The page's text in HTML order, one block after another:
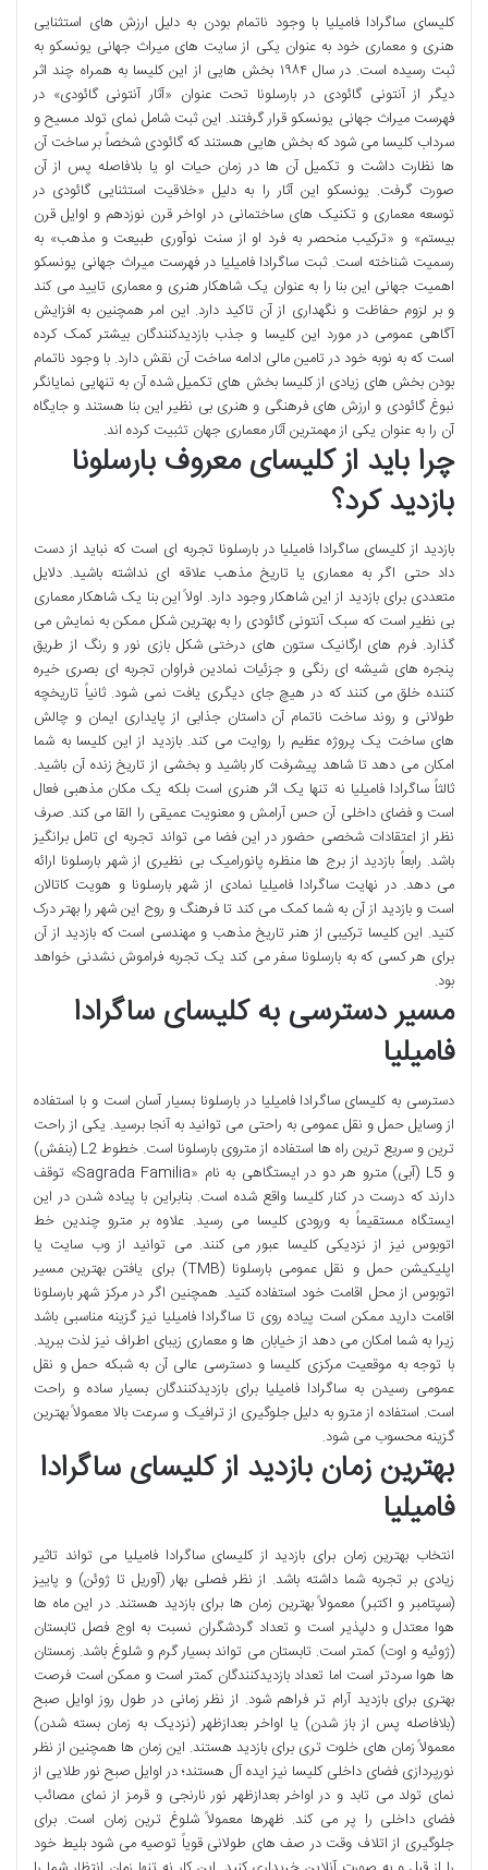
کلیسای ساگرادا فامیلیا با وجود ناتمام بودن به دلیل ارزش های استثنایی
هنری و معماری خود به عنوان یکی از سایت های میراث جهانی یونسکو به
ثبت رسیده است. در سال ۱۹۸۴ بخش هایی از این کلیسا به همراه چند اثر
دیگر از آنتونی گائودی در بارسلونا تحت عنوان «آثار آنتونی گائودی» در
فهرست میراث جهانی یونسکو قرار گرفتند. این ثبت شامل نمای تولد مسیح و
سرداب کلیسا می شود که بخش هایی هستند که گائودی شخصاً بر ساخت آن
ها نظارت داشت و تکمیل آن ها در زمان حیات او یا بلافاصله پس از آن
صورت گرفت. یونسکو این آثار را به دلیل «خلاقیت استثنایی گائودی در
توسعه معماری و تکنیک های ساختمانی در اواخر قرن نوزدهم و اوایل قرن
بیستم» و «ترکیب منحصر به فرد او از سنت نوآوری طبیعت و مذهب» به
رسمیت شناخته است. ثبت ساگرادا فامیلیا در فهرست میراث جهانی یونسکو
اهمیت جهانی این بنا را به عنوان یک شاهکار هنری و معماری تایید می کند
و بر لزوم حفاظت و نگهداری از آن تاکید دارد. این امر همچنین به افزایش
آگاهی عمومی در مورد این کلیسا و جذب بازدیدکنندگان بیشتر کمک کرده
است که به نوبه خود در تامین مالی ادامه ساخت آن نقش دارد. با وجود ناتمام
بودن بخش های زیادی از کلیسا بخش های تکمیل شده آن به تنهایی نمایانگر
نبوغ گائودی و ارزش های فرهنگی و هنری بی نظیر این بنا هستند و جایگاه
آن را به عنوان یکی از مهمترین آثار معماری جهان تثبیت کرده اند.
چرا باید از کلیسای معروف بارسلونا
بازدید کرد؟
بازدید از کلیسای ساگرادا فامیلیا در بارسلونا تجربه ای است که نباید از دست
داد حتی اگر به معماری یا تاریخ مذهب علاقه ای نداشته باشید. دلایل
متعددی برای بازدید از این شاهکار وجود دارد. اولاً این بنا یک شاهکار معماری
بی نظیر است که سبک آنتونی گائودی را به بهترین شکل ممکن به نمایش می
گذارد. فرم های ارگانیک ستون های درختی شکل بازی نور و رنگ از طریق
پنجره های شیشه ای رنگی و جزئیات نمادین فراوان تجربه ای بصری خیره
کننده خلق می کنند که در هیچ جای دیگری یافت نمی شود. ثانیاً تاریخچه
طولانی و روند ساخت ناتمام آن داستان جذابی از پایداری ایمان و چالش
های ساخت یک پروژه عظیم را روایت می کند. بازدید از این کلیسا به شما
امکان می دهد تا شاهد پیشرفت کار باشید و بخشی از تاریخ زنده آن باشید.
ثالثاً ساگرادا فامیلیا نه تنها یک اثر هنری است بلکه یک مکان مذهبی فعال
است و فضای داخلی آن حس آرامش و معنویت عمیقی را القا می کند. صرف
نظر از اعتقادات شخصی حضور در این فضا می تواند تجربه ای تامل برانگیز
باشد. رابعاً بازدید از برج ها منظره پانورامیک بی نظیری از شهر بارسلونا ارائه
می دهد. در نهایت ساگرادا فامیلیا نمادی از شهر بارسلونا و هویت کاتالان
است و بازدید از آن به شما کمک می کند تا فرهنگ و روح این شهر را بهتر درک
کنید. این کلیسا ترکیبی از هنر تاریخ مذهب و مهندسی است که بازدید از آن
برای هر کسی که به بارسلونا سفر می کند یک تجربه فراموش نشدنی خواهد
بود.
مسیر دسترسی به کلیسای ساگرادا
فامیلیا
دسترسی به کلیسای ساگرادا فامیلیا در بارسلونا بسیار آسان است و با استفاده
از وسایل حمل و نقل عمومی به راحتی می توانید به آنجا برسید. یکی از راحت
ترین و سریع ترین راه ها استفاده از متروی بارسلونا است. خطوط L2 (بنفش)
و L5 (آبی) مترو هر دو در ایستگاهی به نام «Sagrada Familia» توقف
دارند که درست در کنار کلیسا واقع شده است. بنابراین با پیاده شدن در این
ایستگاه مستقیماً به ورودی کلیسا می رسید. علاوه بر مترو چندین خط
اتوبوس نیز از نزدیکی کلیسا عبور می کنند. می توانید از وب سایت یا
اپلیکیشن حمل و نقل عمومی بارسلونا (TMB) برای یافتن بهترین مسیر
اتوبوس از محل اقامت خود استفاده کنید. همچنین اگر در مرکز شهر بارسلونا
اقامت دارید ممکن است پیاده روی تا ساگرادا فامیلیا نیز گزینه مناسبی باشد
زیرا به شما امکان می دهد از خیابان ها و معماری زیبای اطراف نیز لذت ببرید.
با توجه به موقعیت مرکزی کلیسا و دسترسی عالی آن به شبکه حمل و نقل
عمومی رسیدن به ساگرادا فامیلیا برای بازدیدکنندگان بسیار ساده و راحت
است. استفاده از مترو به دلیل جلوگیری از ترافیک و سرعت بالا معمولاً بهترین
گزینه محسوب می شود.
بهترین زمان بازدید از کلیسای ساگرادا
فامیلیا
انتخاب بهترین زمان برای بازدید از کلیسای ساگرادا فامیلیا می تواند تاثیر
زیادی بر تجربه شما داشته باشد. از نظر فصلی بهار (آوریل تا ژوئن) و پاییز
(سپتامبر و اکتبر) معمولاً بهترین زمان ها برای بازدید هستند. در این ماه ها
هوا معتدل و دلپذیر است و تعداد گردشگران نسبت به اوج فصل تابستان
(ژوئیه و اوت) کمتر است. تابستان می تواند بسیار گرم و شلوغ باشد. زمستان
ها هوا سردتر است اما تعداد بازدیدکنندگان کمتر است و ممکن است فرصت
بهتری برای بازدید آرام تر فراهم شود. از نظر زمانی در طول روز اوایل صبح
(بلافاصله پس از باز شدن) یا اواخر بعدازظهر (نزدیک به زمان بسته شدن)
معمولاً زمان های خلوت تری برای بازدید هستند. این زمان ها همچنین از نظر
نورپردازی فضای داخلی کلیسا نیز ایده آل هستند؛ در اوایل صبح نور طلایی از
نمای تولد می تابد و در اواخر بعدازظهر نور نارنجی و قرمز از نمای مصائب
فضای داخلی را پر می کند. ظهرها معمولاً شلوغ ترین زمان است. برای
جلوگیری از اتلاف وقت در صف های طولانی قویاً توصیه می شود بلیط خود